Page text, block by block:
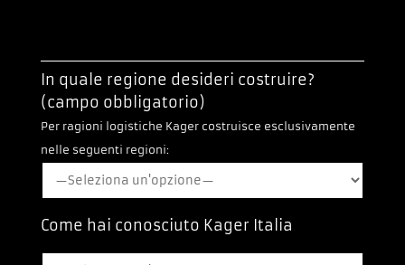
In quale regione desideri costruire?
(campo obbligatorio)
Per ragioni logistiche Kager costruisce esclusivamente
nelle seguenti regioni:
Come hai conosciuto Kager Italia